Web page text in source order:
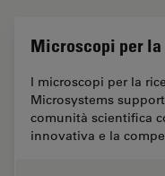
Microscopi per
I microscopi per la
Microsystems
comunità scientifica
innovativa e la